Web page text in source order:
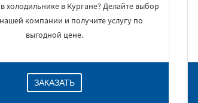
холодильнике в Кургане? Делайте выбор
компании и получите услугу по
выгодной цене.
ЗАКАЗАТЬ
×